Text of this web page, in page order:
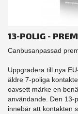
13-POLIG -
Canbusanpassad
Uppgradera till nya
äldre 7-poliga
oavsett märke en
användande. Den 13-
innebär att kontakten